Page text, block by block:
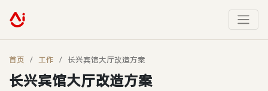
首页 工作 长兴宾馆大厅改造方案
长兴宾馆大厅改造方案